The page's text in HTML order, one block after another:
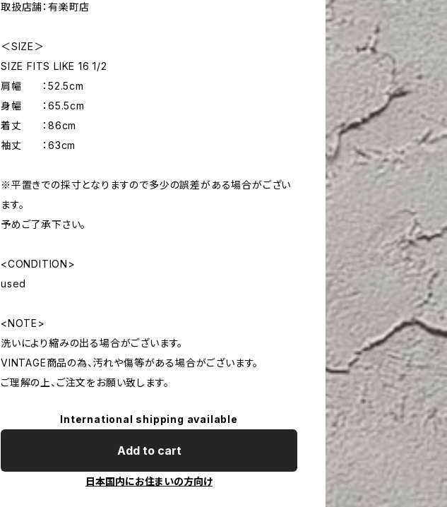
取扱店舗：有楽町店
＜SIZE＞
SIZE FITS LIKE 16 1/2
肩幅 ：52.5cm
身幅 ：65.5cm
着丈 ：86cm
袖丈 ：63cm
※平置きでの採寸となりますので多少の誤差がある場合がござい
ます。
予めご了承下さい。
<CONDITION>
used
<NOTE>
洗いにより縮みの出る場合がございます。
VINTAGE商品の為、汚れや傷等がある場合がございます。
ご理解の上、ご注文をお願い致します。
International shipping available
Add to cart
日本国内にお住まいの方向け